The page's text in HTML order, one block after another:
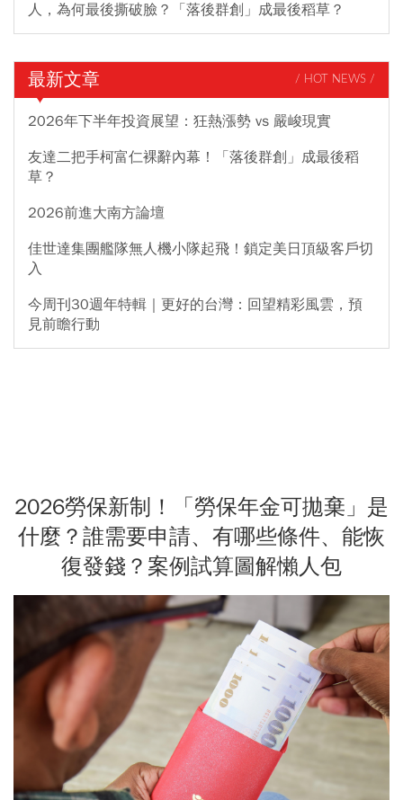
人，為何最後撕破臉？「落後群創」成最後稻草？
最新文章 / HOT NEWS /
2026年下半年投資展望：狂熱漲勢 vs 嚴峻現實
友達二把手柯富仁裸辭內幕！「落後群創」成最後稻
草？
2026前進大南方論壇
佳世達集團艦隊無人機小隊起飛！鎖定美日頂級客戶切
入
今周刊30週年特輯｜更好的台灣：回望精彩風雲，預
見前瞻行動
2026勞保新制！「勞保年金可拋棄」是
什麼？誰需要申請、有哪些條件、能恢
復發錢？案例試算圖解懶人包